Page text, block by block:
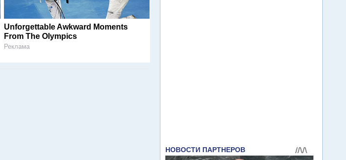
Unforgettable Awkward Moments
From The Olympics
Реклама